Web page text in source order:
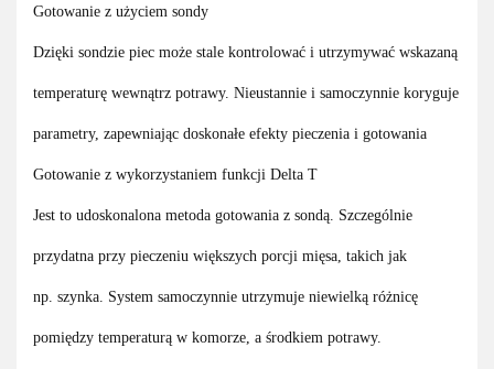
Gotowanie z użyciem sondy
Dzięki sondzie piec może stale kontrolować i utrzymywać wskazaną
temperaturę wewnątrz potrawy. Nieustannie i samoczynnie koryguje
parametry, zapewniając doskonałe efekty pieczenia i gotowania
Gotowanie z wykorzystaniem funkcji Delta T
Jest to udoskonalona metoda gotowania z sondą. Szczególnie
przydatna przy pieczeniu większych porcji mięsa, takich jak
np. szynka. System samoczynnie utrzymuje niewielką różnicę
pomiędzy temperaturą w komorze, a środkiem potrawy.